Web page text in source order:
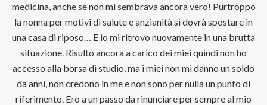
medicina, anche se non mi sembrava ancora vero! Purtroppo
la nonna per motivi di salute e anzianità si dovrà spostare in
una casa di riposo… E io mi ritrovo nuovamente in una brutta
situazione. Risulto ancora a carico dei miei quindi non ho
accesso alla borsa di studio, ma i miei non mi danno un soldo
da anni, non credono in me e non sono per nulla un punto di
riferimento. Ero a un passo da rinunciare per sempre al mio